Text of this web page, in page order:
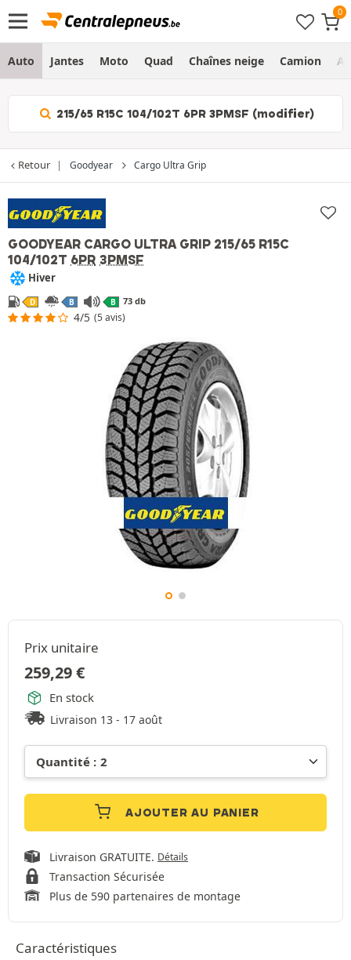
Auto Jantes Moto Quad Chaînes neige Camion
215/65 R15C 104/102T 6PR 3PMSF (modifier)
Retour Goodyear Cargo Ultra Grip
GOODYEAR CARGO ULTRA GRIP 215/65 R15C
104/102T 6PR 3PMSF
Hiver
D B B 73 db
4/5 (5 avis)
Prix unitaire
259,29€
En stock
Livraison 13 - 17 août
AJOUTER AU PANIER
Livraison GRATUITE. Détails
Transaction Sécurisée
Plus de 590 partenaires de montage
Caractéristiques